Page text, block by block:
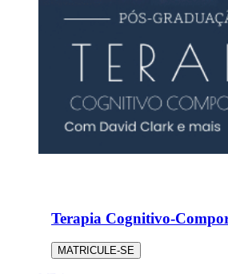
Terapia Cognitivo-
MATRICULE-SE